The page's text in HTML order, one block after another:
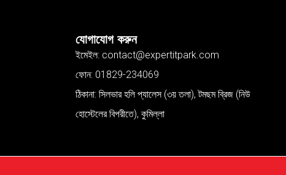
যোগাযোগ করুন
ইমেইল: contact@expertitpark.com
ফোন: 01829-234069
ঠিকানা: সিলভার হলি প্যালেস (৩য় তলা), টমছম ব্রিজ (নিউ
হোস্টেলের বিপরীতে), কুমিল্লা